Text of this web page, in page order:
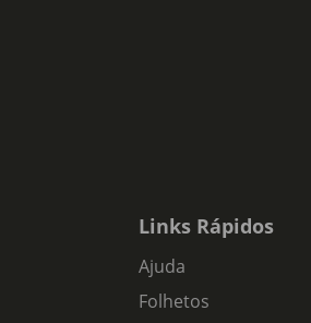
Links Rápidos
Ajuda
Folhetos